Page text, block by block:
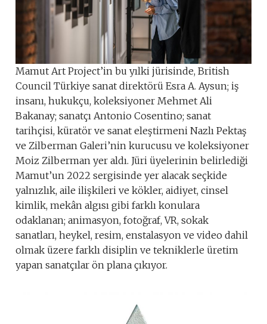
Mamut Art Project’in bu yılki jürisinde, British
Council Türkiye sanat direktörü Esra A. Aysun; iş
insanı, hukukçu, koleksiyoner Mehmet Ali
Bakanay; sanatçı Antonio Cosentino; sanat
tarihçisi, küratör ve sanat eleştirmeni Nazlı Pektaş
ve Zilberman Galeri’nin kurucusu ve koleksiyoner
Moiz Zilberman yer aldı. Jüri üyelerinin belirlediği
Mamut’un 2022 sergisinde yer alacak seçkide
yalnızlık, aile ilişkileri ve kökler, aidiyet, cinsel
kimlik, mekân algısı gibi farklı konulara
odaklanan; animasyon, fotoğraf, VR, sokak
sanatları, heykel, resim, enstalasyon ve video dahil
olmak üzere farklı disiplin ve tekniklerle üretim
yapan sanatçılar ön plana çıkıyor.